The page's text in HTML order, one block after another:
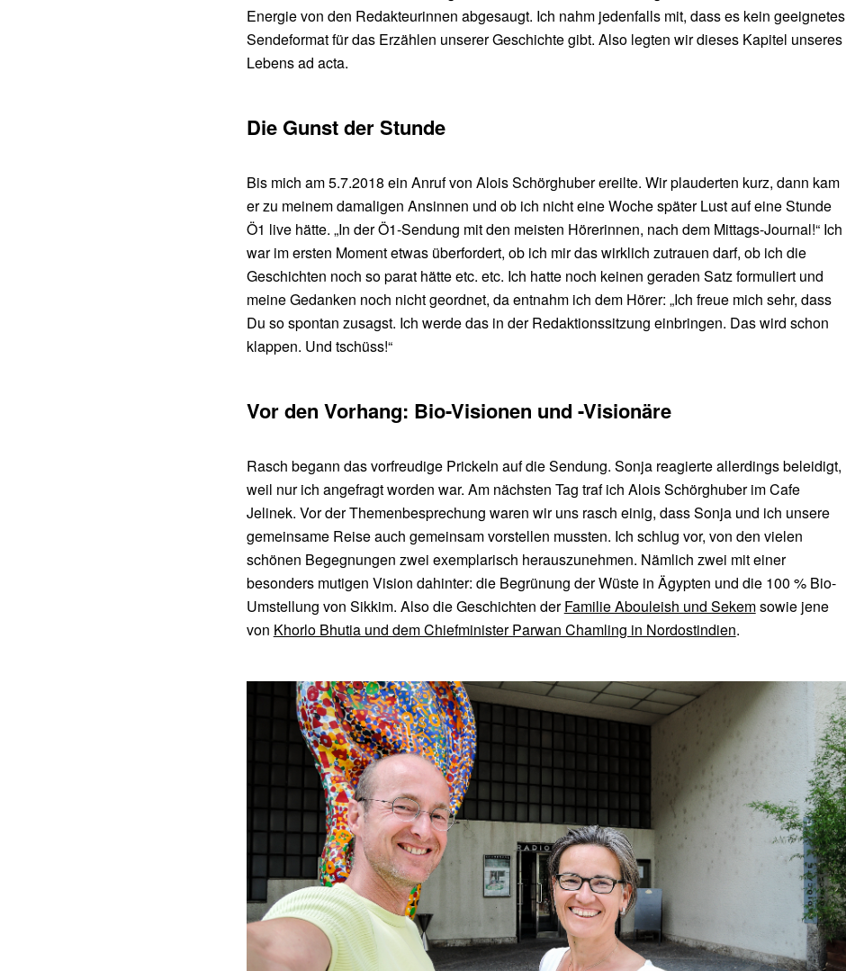
Energie von den Redakteurinnen abgesaugt. Ich nahm jedenfalls mit, dass es kein geeignetes
Sendeformat für das Erzählen unserer Geschichte gibt. Also legten wir dieses Kapitel unseres
Lebens ad acta.
Die Gunst der Stunde
Bis mich am 5.7.2018 ein Anruf von Alois Schörghuber ereilte. Wir plauderten kurz, dann kam
er zu meinem damaligen Ansinnen und ob ich nicht eine Woche später Lust auf eine Stunde
Ö1 live hätte. „In der Ö1-Sendung mit den meisten Hörerinnen, nach dem Mittags-Journal!“ Ich
war im ersten Moment etwas überfordert, ob ich mir das wirklich zutrauen darf, ob ich die
Geschichten noch so parat hätte etc. etc. Ich hatte noch keinen geraden Satz formuliert und
meine Gedanken noch nicht geordnet, da entnahm ich dem Hörer: „Ich freue mich sehr, dass
Du so spontan zusagst. Ich werde das in der Redaktionssitzung einbringen. Das wird schon
klappen. Und tschüss!“
Vor den Vorhang: Bio-Visionen und -Visionäre
Rasch begann das vorfreudige Prickeln auf die Sendung. Sonja reagierte allerdings beleidigt,
weil nur ich angefragt worden war. Am nächsten Tag traf ich Alois Schörghuber im Cafe
Jelinek. Vor der Themenbesprechung waren wir uns rasch einig, dass Sonja und ich unsere
gemeinsame Reise auch gemeinsam vorstellen mussten. Ich schlug vor, von den vielen
schönen Begegnungen zwei exemplarisch herauszunehmen. Nämlich zwei mit einer
besonders mutigen Vision dahinter: die Begrünung der Wüste in Ägypten und die 100 % Bio-
Umstellung von Sikkim. Also die Geschichten derFamilie Abouleish und Sekemsowie jene
von Khorlo Bhutia und dem Chiefminister Parwan Chamling in Nordostindien.